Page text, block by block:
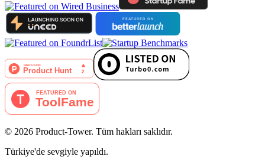
© 2026 Product-Tower. Tüm hakları saklıdır.
Türkiye'de sevgiyle yapıldı.